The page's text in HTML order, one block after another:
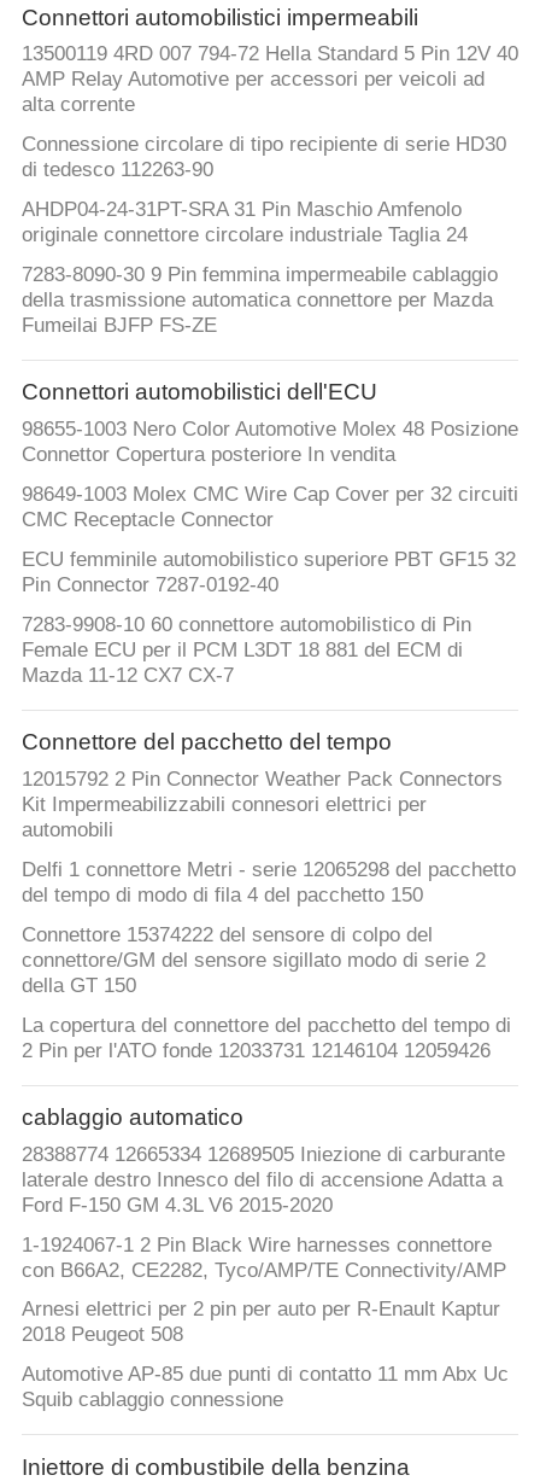
Connettori automobilistici impermeabili
13500119 4RD 007 794-72 Hella Standard 5 Pin 12V 40
AMP Relay Automotive per accessori per veicoli ad
alta corrente
Connessione circolare di tipo recipiente di serie HD30
di tedesco 112263-90
AHDP04-24-31PT-SRA 31 Pin Maschio Amfenolo
originale connettore circolare industriale Taglia 24
7283-8090-30 9 Pin femmina impermeabile cablaggio
della trasmissione automatica connettore per Mazda
Fumeilai BJFP FS-ZE
Connettori automobilistici dell'ECU
98655-1003 Nero Color Automotive Molex 48 Posizione
Connettor Copertura posteriore In vendita
98649-1003 Molex CMC Wire Cap Cover per 32 circuiti
CMC Receptacle Connector
ECU femminile automobilistico superiore PBT GF15 32
Pin Connector 7287-0192-40
7283-9908-10 60 connettore automobilistico di Pin
Female ECU per il PCM L3DT 18 881 del ECM di
Mazda 11-12 CX7 CX-7
Connettore del pacchetto del tempo
12015792 2 Pin Connector Weather Pack Connectors
Kit Impermeabilizzabili connesori elettrici per
automobili
Delfi 1 connettore Metri - serie 12065298 del pacchetto
del tempo di modo di fila 4 del pacchetto 150
Connettore 15374222 del sensore di colpo del
connettore/GM del sensore sigillato modo di serie 2
della GT 150
La copertura del connettore del pacchetto del tempo di
2 Pin per l'ATO fonde 12033731 12146104 12059426
cablaggio automatico
28388774 12665334 12689505 Iniezione di carburante
laterale destro Innesco del filo di accensione Adatta a
Ford F-150 GM 4.3L V6 2015-2020
1-1924067-1 2 Pin Black Wire harnesses connettore
con B66A2, CE2282, Tyco/AMP/TE Connectivity/AMP
Arnesi elettrici per 2 pin per auto per R-Enault Kaptur
2018 Peugeot 508
Automotive AP-85 due punti di contatto 11 mm Abx Uc
Squib cablaggio connessione
Iniettore di combustibile della benzina